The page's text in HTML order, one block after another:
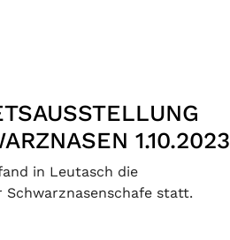
1.10.2023
in Leutasch die
Schwarznasenschafe statt.